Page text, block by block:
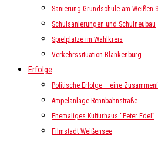
Sanierung Grundschule am Weißen
Schulsanierungen und Schulneubau
Spielplätze im Wahlkreis
Verkehrssituation Blankenburg
Erfolge
Politische Erfolge – eine
Ampelanlage Rennbahnstraße
Ehemaliges Kulturhaus “Peter Edel”
Filmstadt Weißensee